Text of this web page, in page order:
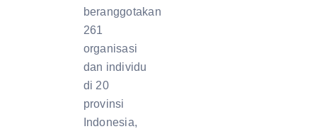
beranggotakan
261
organisasi
dan individu
di 20
provinsi
Indonesia,